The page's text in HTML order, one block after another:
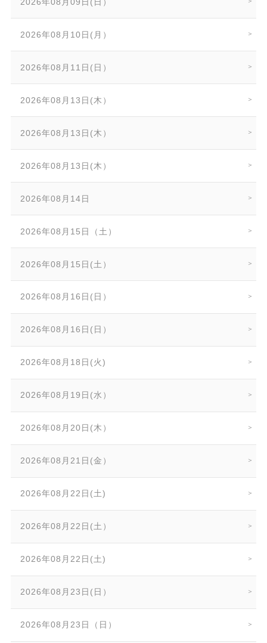
2026年08月10日(月）
2026年08月11日(日）
2026年08月13日(木）
2026年08月13日(木）
2026年08月13日(木）
2026年08月14日
2026年08月15日（土）
2026年08月15日(土）
2026年08月16日(日）
2026年08月16日(日）
2026年08月18日(火)
2026年08月19日(水）
2026年08月20日(木）
2026年08月21日(金）
2026年08月22日(土)
2026年08月22日(土）
2026年08月22日(土)
2026年08月23日(日）
2026年08月23日（日）